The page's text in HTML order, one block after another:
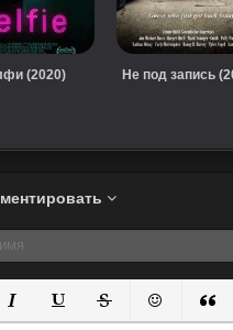
(2020) Не под запись